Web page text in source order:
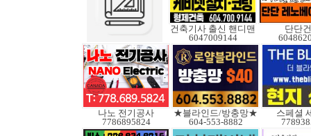
건축기사 출신 핸디맨
6047009144
단단
나노 전기공사
7786895824
★블라인드/방충망★
604-553-8882
스페셜